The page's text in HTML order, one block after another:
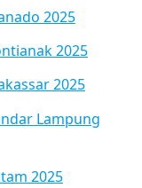
2025
2025
2025
Lampung
2025